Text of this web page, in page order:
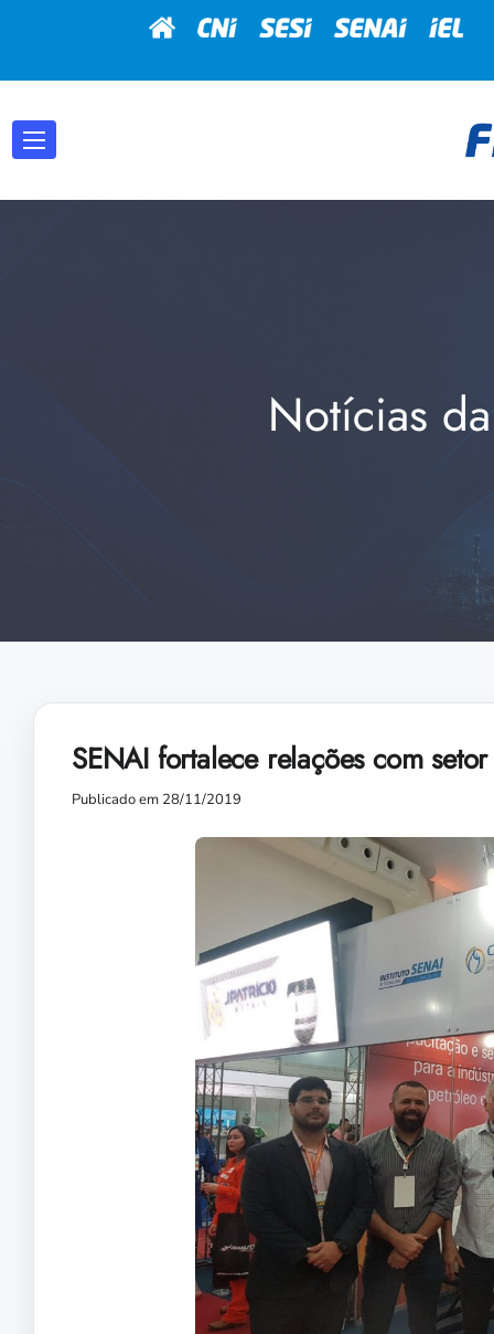
Notícias
SENAI fortalece relações com
Publicado em 28/11/2019